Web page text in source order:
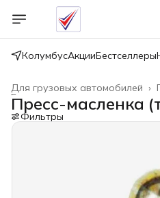
КолумбусАкцииБестселлеры
Для грузовых автомобилей ›
Главная
Пресс-масленка
Фильтры